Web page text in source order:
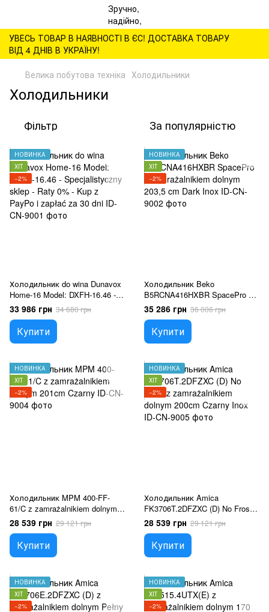
УВЕСЬ ТОВАР В НАЯВНОСТІ В ЄС! ДОСТАВКА ТОВАРУ
ВІД 4 ДНІВ В УКРАЇНУ!
Велика побутова техніка Холодильники
Холодильники
Фільтр За популярністю
НОВИНКА
ХІТ
−2%
Холодильник do wina Dunavox
Home-16 Model: DXFH-16.46 -
Specjalistyczny sklep - Raty 0%
- Kup z PayPo i zapłać za 30 dni
33 986 грн 34 680 грн
Купити
НОВИНКА
ХІТ
−2%
Холодильник Beko
B5RCNA416HXBR SpacePro z
zamrażalnikiem dolnym 203,5
cm Dark Inox
35 286 грн 36 006 грн
Купити
НОВИНКА
ХІТ
−2%
Холодильник MPM 400-FF-
61/C z zamrażalnikiem dolnym
201cm Czarny
28 539 грн 29 121 грн
Купити
НОВИНКА
ХІТ
−2%
Холодильник Amica
FK3706T.2DFZXC (D) No Frost z
zamrażalnikiem dolnym 200cm
Czarny Inox
28 539 грн 29 121 грн
Купити
НОВИНКА
ХІТ
−2%
НОВИНКА
ХІТ
−2%